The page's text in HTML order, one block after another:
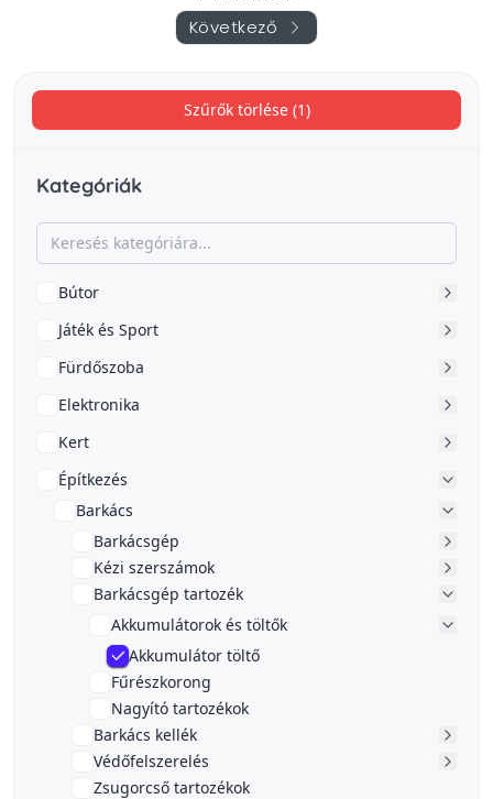
Szűrők törlése (1)
Kategóriák
Bútor
Játék és Sport
Fürdőszoba
Elektronika
Kert
Építkezés
Barkács
Barkácsgép
Kézi szerszámok
Barkácsgép tartozék
Akkumulátorok és töltők
Akkumulátor töltő
Fűrészkorong
Nagyító tartozékok
Barkács kellék
Védőfelszerelés
Zsugorcső tartozékok
Következő